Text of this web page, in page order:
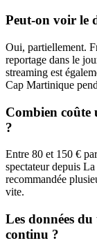
Peut-on voir le
Oui, partiellement.
reportage dans le
streaming est
Cap Martinique
Combien coûte
?
Entre 80 et 150 €
spectateur depuis
recommandée
vite.
Les données
continu ?